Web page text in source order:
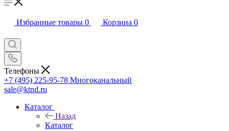
Избранные товары 0 Корзина 0
Телефоны
+7 (495) 225-95-78 Многоканальный
sale@ktnd.ru
Каталог
Назад
Каталог